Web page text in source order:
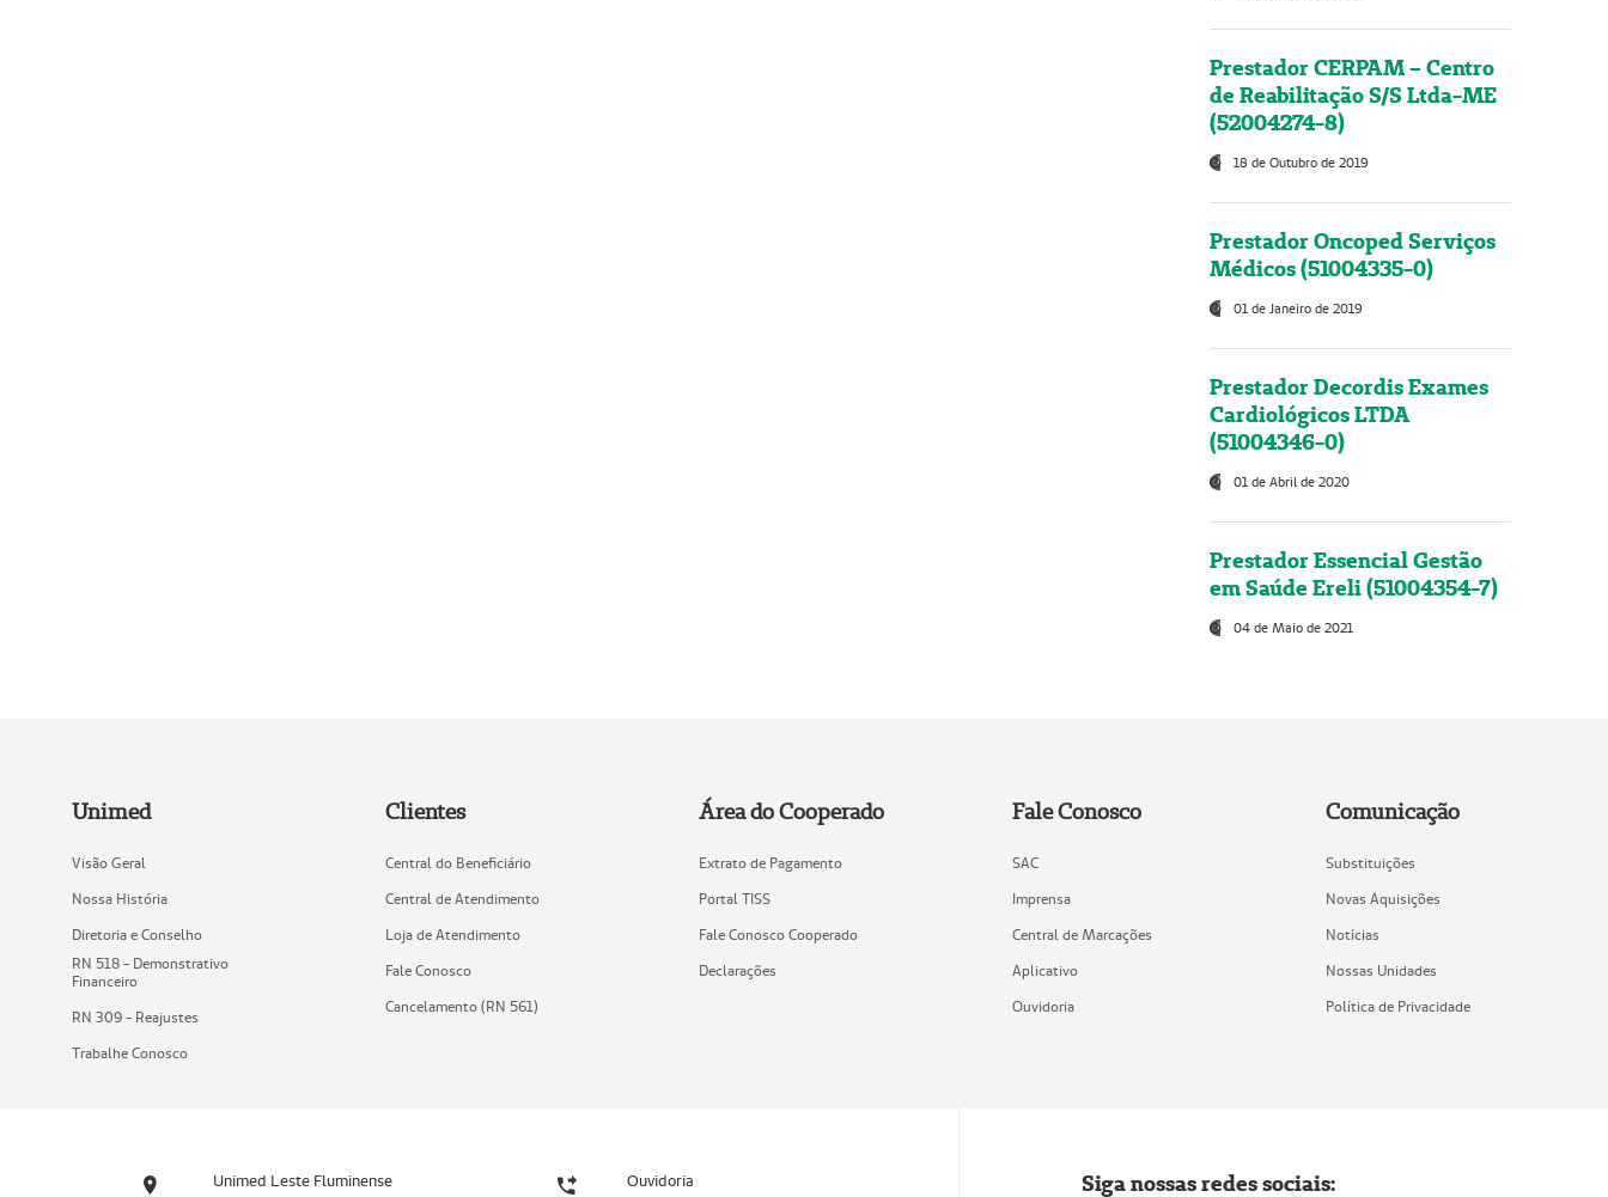
Prestador CERPAM – Centro
de Reabilitação S/S Ltda-ME
(52004274-8)
18 de Outubro de 2019
Prestador Oncoped Serviços
Médicos (51004335-0)
01 de Janeiro de 2019
Prestador Decordis Exames
Cardiológicos LTDA
(51004346-0)
01 de Abril de 2020
Prestador Essencial Gestão
em Saúde Ereli (51004354-7)
04 de Maio de 2021
Unimed
Visão Geral
Nossa História
Diretoria e Conselho
RN 518 - Demonstrativo
Financeiro
RN 309 - Reajustes
Trabalhe Conosco
Clientes
Central do Beneficiário
Central de Atendimento
Loja de Atendimento
Fale Conosco
Cancelamento (RN 561)
Área do Cooperado
Extrato de Pagamento
Portal TISS
Fale Conosco Cooperado
Declarações
Fale Conosco
SAC
Imprensa
Central de Marcações
Aplicativo
Ouvidoria
Comunicação
Substituições
Novas Aquisições
Notícias
Nossas Unidades
Política de Privacidade
Unimed Leste Fluminense Ouvidoria Siga nossas redes sociais: